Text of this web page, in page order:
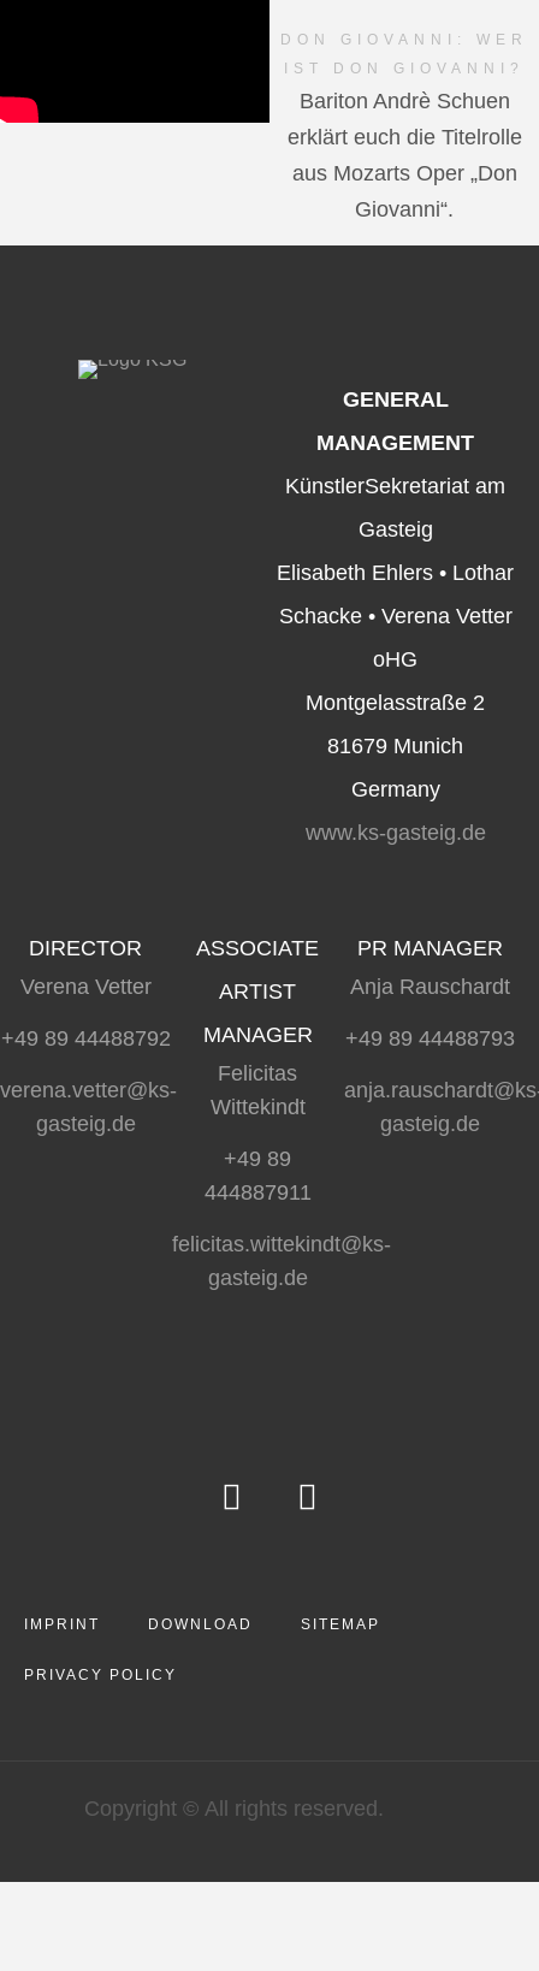
DON GIOVANNI: WER
IST DON GIOVANNI?
Bariton Andrè Schuen
erklärt euch die Titelrolle
aus Mozarts Oper „Don
Giovanni“.
GENERAL
MANAGEMENT
KünstlerSekretariat am
Gasteig
Elisabeth Ehlers • Lothar
Schacke • Verena Vetter
oHG
Montgelasstraße 2
81679 Munich
Germany
www.ks-gasteig.de
DIRECTOR
Verena Vetter
+49 89 44488792
verena.vetter@ks-
gasteig.de
ASSOCIATE
ARTIST
MANAGER
Felicitas
Wittekindt
+49 89
444887911
felicitas.wittekindt@ks-
gasteig.de
PR MANAGER
Anja Rauschardt
+49 89 44488793
gasteig.de
IMPRINT DOWNLOAD SITEMAP
PRIVACY POLICY
Copyright © All rights reserved.